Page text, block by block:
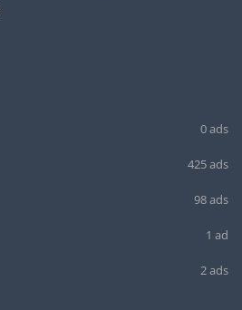
0 ads
425 ads
98 ads
1 ad
2 ads